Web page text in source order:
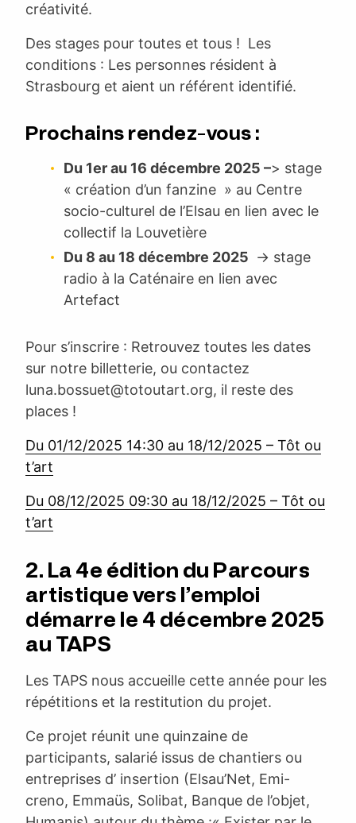
créativité.
Des stages pour toutes et tous ! Les
conditions : Les personnes résident à
Strasbourg et aient un référent identifié.
Prochains rendez-vous :
Du 1er au 16 décembre 2025 –> stage
« création d’un fanzine » au Centre
socio-culturel de l’Elsau en lien avec le
collectif la Louvetière
Du 8 au 18 décembre 2025 -> stage
radio à la Caténaire en lien avec
Artefact
Pour s’inscrire : Retrouvez toutes les dates
sur notre billetterie, ou contactez
luna.bossuet@totoutart.org, il reste des
places !
Du 01/12/2025 14:30 au 18/12/2025 – Tôt ou
t’art
Du 08/12/2025 09:30 au 18/12/2025 – Tôt ou
t’art
2. La 4e édition du Parcours
artistique vers l’emploi
démarre le 4 décembre 2025
au TAPS
Les TAPS nous accueille cette année pour les
répétitions et la restitution du projet.
Ce projet réunit une quinzaine de
participants, salarié issus de chantiers ou
entreprises d’ insertion (Elsau’Net, Emi-
creno, Emmaüs, Solibat, Banque de l’objet,